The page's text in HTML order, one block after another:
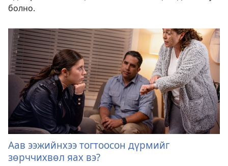
болно.
Аав ээжийнхээ тогтоосон дүрмийг
зөрччихвөл яах вэ?